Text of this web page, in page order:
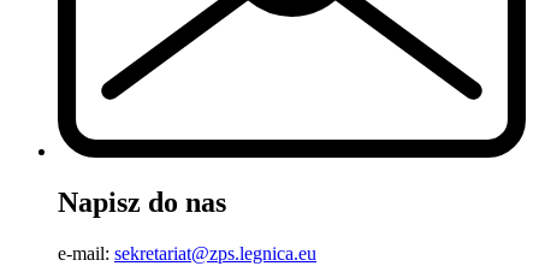
Napisz do nas
e-mail: sekretariat@zps.legnica.eu